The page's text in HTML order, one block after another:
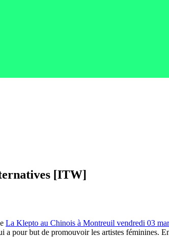
[ITW]
La Klepto au Chinois à Montreuil vendredi 03
a pour but de promouvoir les artistes féminines.